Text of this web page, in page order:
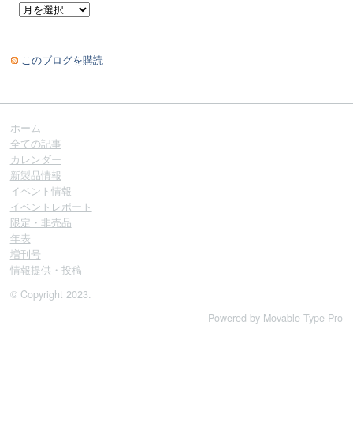
このブログを購読
ホーム
全ての記事
カレンダー
新製品情報
イベント情報
イベントレポート
限定・非売品
年表
増刊号
情報提供・投稿
© Copyright 2023.
Powered by Movable Type Pro